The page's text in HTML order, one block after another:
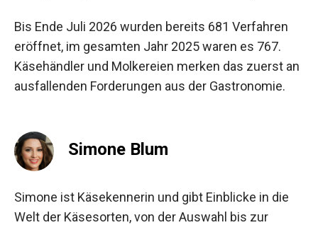
Bis Ende Juli 2026 wurden bereits 681 Verfahren
eröffnet, im gesamten Jahr 2025 waren es 767.
Käsehändler und Molkereien merken das zuerst an
ausfallenden Forderungen aus der Gastronomie.
Simone Blum
Simone ist Käsekennerin und gibt Einblicke in die
Welt der Käsesorten, von der Auswahl bis zur